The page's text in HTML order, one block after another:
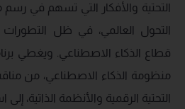
التحتية والأفكار التي تسهم في رسم
التحول العالمي، في ظل
قطاع الذكاء الاصطناعي. ويغطي
منظومة الذكاء الاصطناعي، من
التحتية الرقمية والأنظمة الذاتية،